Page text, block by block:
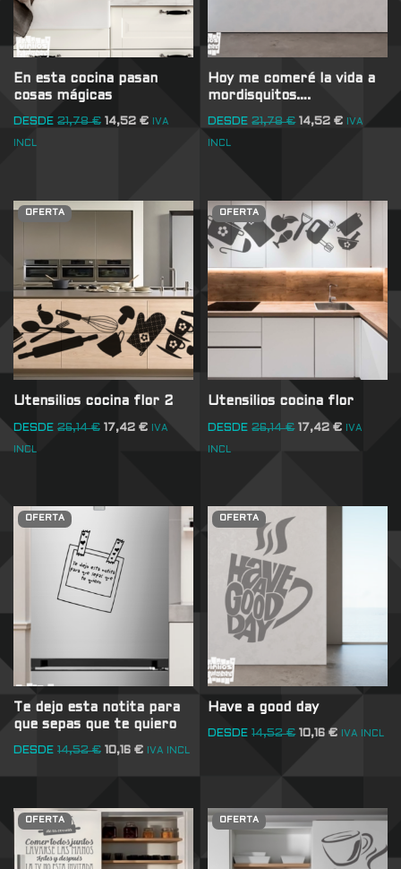
En esta cocina pasan
cosas mágicas
DESDE 21,78€ 14,52 € IVA
INCL
Hoy me comeré la vida a
mordisquitos….
DESDE 21,78€ 14,52€ IVA
INCL
OFERTA
Utensilios cocina flor 2
DESDE 26,14€ 17,42 € IVA
INCL
OFERTA
Utensilios cocina flor
DESDE 26,14€ 17,42€ IVA
INCL
OFERTA
Te dejo esta notita para
que sepas que te quiero
DESDE 14,52€ 10,16 € IVA INCL
OFERTA
Have a good day
DESDE 14,52€ 10,16€ IVA INCL
OFERTA OFERTA